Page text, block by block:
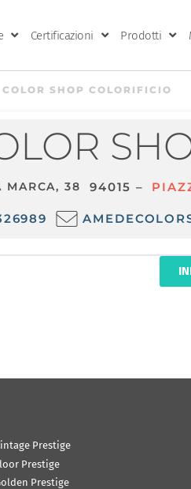
Certificazioni Prodotti
SHOP COLORIFICIO
MARCA, 38 94015 –
Prestige
Prestige
Prestige